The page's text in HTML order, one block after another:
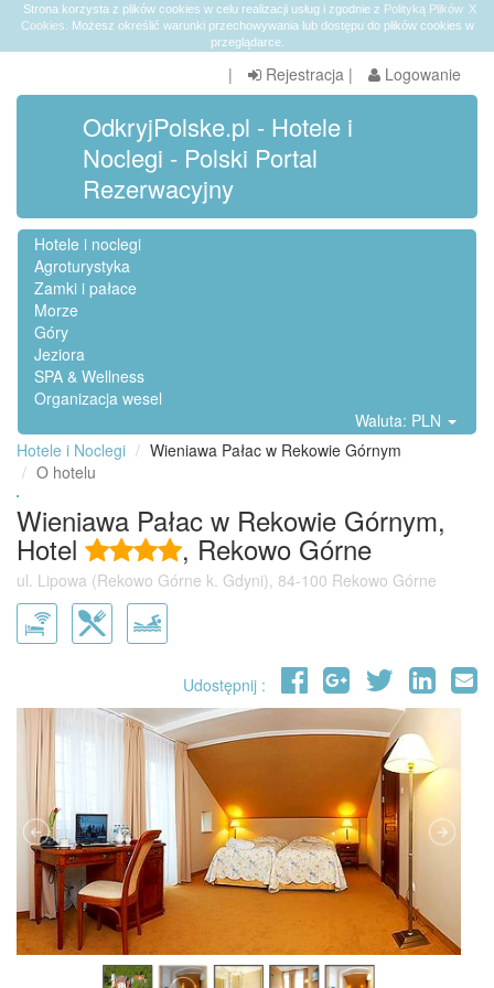
X
Strona korzysta z plików cookies w celu realizacji usług i zgodnie z Polityką Plików
Cookies . Możesz określić warunki przechowywania lub dostępu do plików cookies w
przeglądarce.
| Rejestracja | Logowanie
OdkryjPolske.pl - Hotele i
Noclegi - Polski Portal
Rezerwacyjny
Hotele i noclegi
Agroturystyka
Zamki i pałace
Morze
Góry
Jeziora
SPA & Wellness
Organizacja wesel
Waluta: PLN
Hotele i Noclegi
Wieniawa Pałac w Rekowie Górnym
O hotelu
Wieniawa Pałac w Rekowie Górnym,
Hotel , Rekowo Górne
ul. Lipowa (Rekowo Górne k. Gdyni), 84-100 Rekowo Górne
Udostępnij :